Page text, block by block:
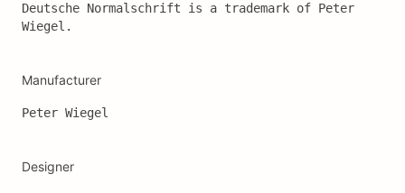
Deutsche Normalschrift is a trademark of Peter
Wiegel.
Manufacturer
Peter Wiegel
Designer